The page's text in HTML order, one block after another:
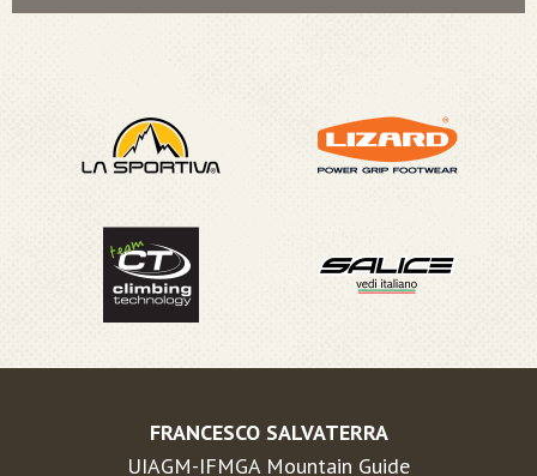
FRANCESCO SALVATERRA
UIAGM-IFMGA Mountain Guide